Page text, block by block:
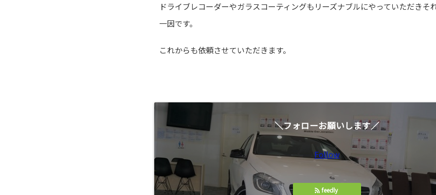
ドライブレコーダーやガラスコーティングもリーズナブルにやっていただきそ
一因です。
これからも依頼させていただきます。
＼フォローお願いします／
Follow
feedly